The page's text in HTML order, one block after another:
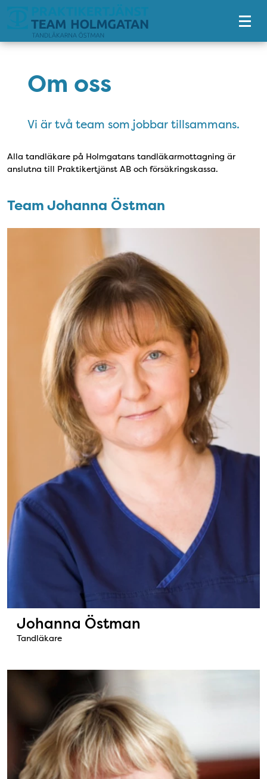
Om oss
Vi är två team som jobbar tillsammans.
Alla tandläkare på Holmgatans tandläkarmottagning är
anslutna till Praktikertjänst AB och försäkringskassa.
Team Johanna Östman
Team Johanna Östman
Johanna Östman
Tandläkare
Bild: Pia Hedlund